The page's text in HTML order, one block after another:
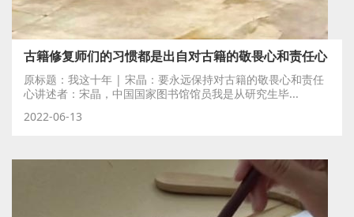
古籍修复师们的习惯都是出自对古籍的敬畏心和责任心
原标题：我这十年 | 宋晶：要永远保持对古籍的敬畏心和责任
心讲述者：宋晶，中国国家图书馆馆员我是从研究生毕...
2022-06-13